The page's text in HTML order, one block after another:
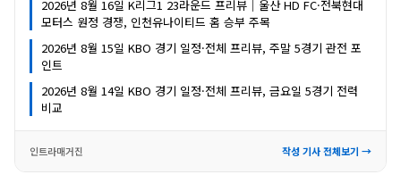
2026년 8월 16일 K리그1 23라운드 프리뷰｜울산 HD FC·전북현대
모터스 원정 경쟁, 인천유나이티드 홈 승부 주목
2026년 8월 15일 KBO 경기 일정·전체 프리뷰, 주말 5경기 관전 포
인트
2026년 8월 14일 KBO 경기 일정·전체 프리뷰, 금요일 5경기 전력
비교
인트라매거진 작성 기사 전체보기 →